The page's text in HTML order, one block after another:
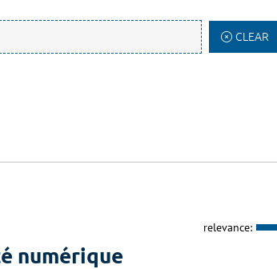
CLEAR
relevance:
numérique